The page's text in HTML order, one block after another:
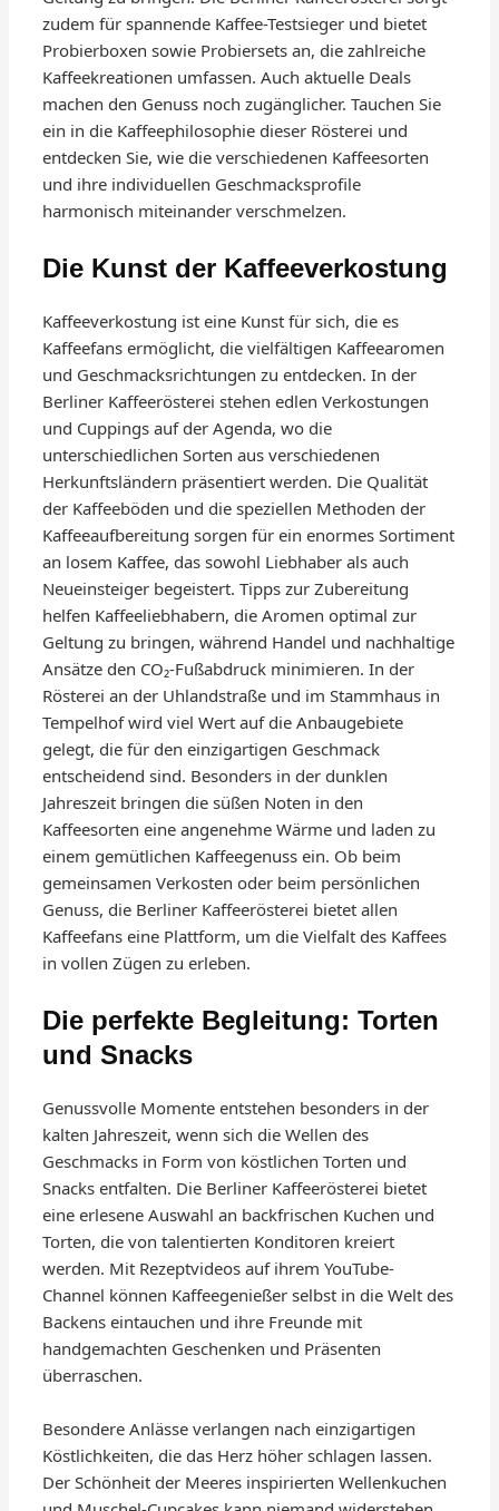
zudem für spannende Kaffee-Testsieger und bietet
Probierboxen sowie Probiersets an, die zahlreiche
Kaffeekreationen umfassen. Auch aktuelle Deals
machen den Genuss noch zugänglicher. Tauchen Sie
ein in die Kaffeephilosophie dieser Rösterei und
entdecken Sie, wie die verschiedenen Kaffeesorten
und ihre individuellen Geschmacksprofile
harmonisch miteinander verschmelzen.
Die Kunst der Kaffeeverkostung
Kaffeeverkostung ist eine Kunst für sich, die es
Kaffeefans ermöglicht, die vielfältigen Kaffeearomen
und Geschmacksrichtungen zu entdecken. In der
Berliner Kaffeerösterei stehen edlen Verkostungen
und Cuppings auf der Agenda, wo die
unterschiedlichen Sorten aus verschiedenen
Herkunftsländern präsentiert werden. Die Qualität
der Kaffeeböden und die speziellen Methoden der
Kaffeeaufbereitung sorgen für ein enormes Sortiment
an losem Kaffee, das sowohl Liebhaber als auch
Neueinsteiger begeistert. Tipps zur Zubereitung
helfen Kaffeeliebhabern, die Aromen optimal zur
Geltung zu bringen, während Handel und nachhaltige
Ansätze den CO₂-Fußabdruck minimieren. In der
Rösterei an der Uhlandstraße und im Stammhaus in
Tempelhof wird viel Wert auf die Anbaugebiete
gelegt, die für den einzigartigen Geschmack
entscheidend sind. Besonders in der dunklen
Jahreszeit bringen die süßen Noten in den
Kaffeesorten eine angenehme Wärme und laden zu
einem gemütlichen Kaffeegenuss ein. Ob beim
gemeinsamen Verkosten oder beim persönlichen
Genuss, die Berliner Kaffeerösterei bietet allen
Kaffeefans eine Plattform, um die Vielfalt des Kaffees
in vollen Zügen zu erleben.
Die perfekte Begleitung: Torten
und Snacks
Genussvolle Momente entstehen besonders in der
kalten Jahreszeit, wenn sich die Wellen des
Geschmacks in Form von köstlichen Torten und
Snacks entfalten. Die Berliner Kaffeerösterei bietet
eine erlesene Auswahl an backfrischen Kuchen und
Torten, die von talentierten Konditoren kreiert
werden. Mit Rezeptvideos auf ihrem YouTube-
Channel können Kaffeegenießer selbst in die Welt des
Backens eintauchen und ihre Freunde mit
handgemachten Geschenken und Präsenten
überraschen.
Besondere Anlässe verlangen nach einzigartigen
Köstlichkeiten, die das Herz höher schlagen lassen.
Der Schönheit der Meeres inspirierten Wellenkuchen